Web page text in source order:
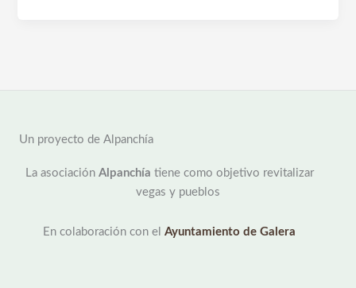
Un proyecto de Alpanchía
La asociación Alpanchía tiene como objetivo revitalizar
vegas y pueblos
En colaboración con elAyuntamiento de Galera